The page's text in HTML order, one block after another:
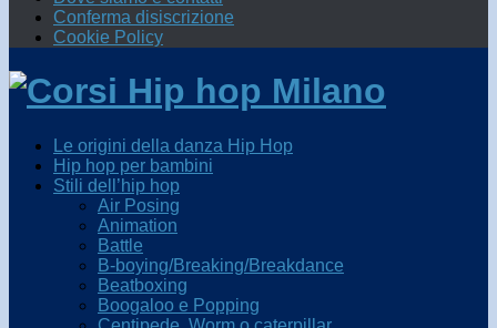
Conferma disiscrizione
Cookie Policy
Le origini della danza Hip Hop
Hip hop per bambini
Stili dell’hip hop
Air Posing
Animation
Battle
B-boying/Breaking/Breakdance
Beatboxing
Boogaloo e Popping